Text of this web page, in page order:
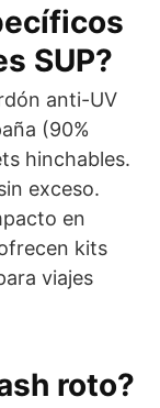
SUP?
anti-UV
(90%
hinchables.
exceso.
en
kits
viajes
roto?